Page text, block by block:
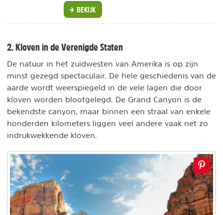
BEKIJK
2. Kloven in de Verenigde Staten
De natuur in het zuidwesten van Amerika is op zijn
minst gezegd spectaculair. De hele geschiedenis van de
aarde wordt weerspiegeld in de vele lagen die door
kloven worden blootgelegd. De Grand Canyon is de
bekendste canyon, maar binnen een straal van enkele
honderden kilometers liggen veel andere vaak net zo
indrukwekkende kloven.